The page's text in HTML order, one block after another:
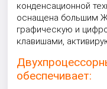
конденсационной
оснащена большим
графическую и
клавишами,
обеспечивает: